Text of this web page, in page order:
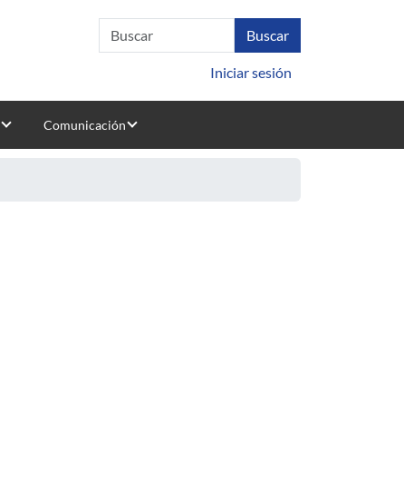
Iniciar sesión
Comunicación